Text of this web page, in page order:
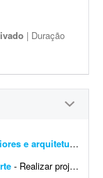
| Duração
Imagens realistas para projetos 3D de interiores e arquitetura
- Realizar projeto arquitetônico para hotel de médio porte e entregar os desenhos técnicos realizados em softwares de modelagem CAD/BIM. Você deverá entregar: * Rel...